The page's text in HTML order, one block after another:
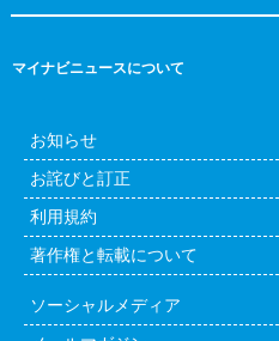
マイナビニュースについて
お知らせ
お詫びと訂正
利用規約
著作権と転載について
ソーシャルメディア